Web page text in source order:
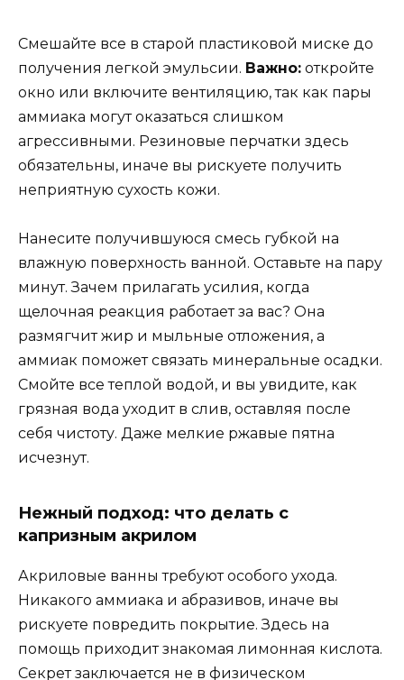
Смешайте все в старой пластиковой миске до
получения легкой эмульсии. Важно: откройте
окно или включите вентиляцию, так как пары
аммиака могут оказаться слишком
агрессивными. Резиновые перчатки здесь
обязательны, иначе вы рискуете получить
неприятную сухость кожи.
Нанесите получившуюся смесь губкой на
влажную поверхность ванной. Оставьте на пару
минут. Зачем прилагать усилия, когда
щелочная реакция работает за вас? Она
размягчит жир и мыльные отложения, а
аммиак поможет связать минеральные осадки.
Смойте все теплой водой, и вы увидите, как
грязная вода уходит в слив, оставляя после
себя чистоту. Даже мелкие ржавые пятна
исчезнут.
Нежный подход: что делать с
капризным акрилом
Акриловые ванны требуют особого ухода.
Никакого аммиака и абразивов, иначе вы
рискуете повредить покрытие. Здесь на
помощь приходит знакомая лимонная кислота.
Секрет заключается не в физическом